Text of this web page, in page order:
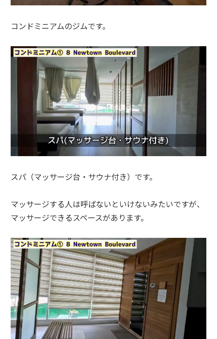
コンドミニアムのジムです。
スパ（マッサージ台・サウナ付き）です。
マッサージする人は呼ばないといけないみたいですが、
マッサージできるスペースがあります。